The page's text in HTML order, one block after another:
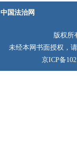
中国法治网
版权所
未经本网书面授权，
京ICP备